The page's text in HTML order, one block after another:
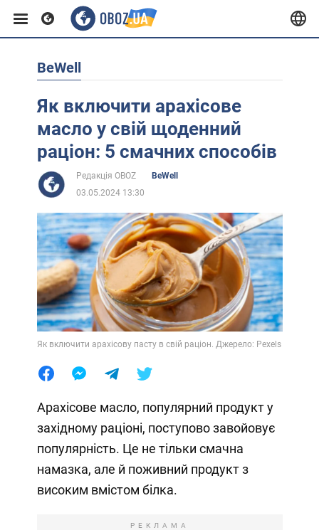
Європа
США
Африка
Життя
Лайфхаки
BeWell
Як включити арахісове
масло у свій щоденний
раціон: 5 смачних способів
Редакція OBOZ
BeWell
03.05.2024 13:30
Як включити арахісову пасту в свій раціон. Джерело: Pexels
Арахісове масло, популярний продукт у
західному раціоні, поступово завойовує
популярність. Це не тільки смачна
намазка, але й поживний продукт з
високим вмістом білка.
РЕКЛАМА